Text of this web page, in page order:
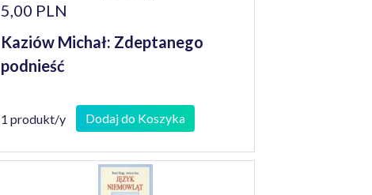
5,00 PLN
Kaziów Michał: Zdeptanego
podnieść
1 produkt/y Dodaj do Koszyka